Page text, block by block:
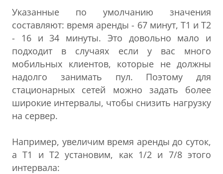
Указанные по умолчанию значения
составляют: время аренды - 67 минут, T1 и T2
- 16 и 34 минуты. Это довольно мало и
подходит в случаях если у вас много
мобильных клиентов, которые не должны
надолго занимать пул. Поэтому для
стационарных сетей можно задать более
широкие интервалы, чтобы снизить нагрузку
на сервер.
Например, увеличим время аренды до суток,
а T1 и T2 установим, как 1/2 и 7/8 этого
интервала: